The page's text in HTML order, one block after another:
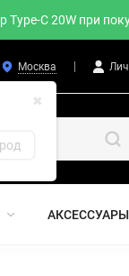
C 20W при
Москва
✖
АКСЕССУАРЫ